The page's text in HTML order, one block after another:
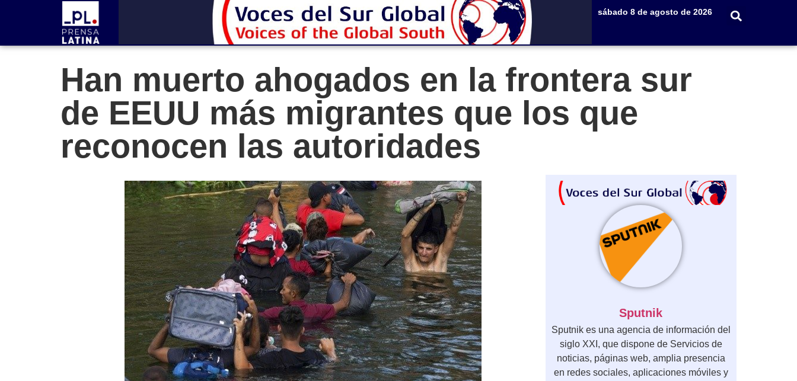
sábado 8 de agosto de 2026
Han muerto ahogados en la frontera sur
de EEUU más migrantes que los que
reconocen las autoridades
Sputnik
Sputnik es una agencia de información del
siglo XXI, que dispone de Servicios de
noticias, páginas web, amplia presencia
en redes sociales, aplicaciones móviles y